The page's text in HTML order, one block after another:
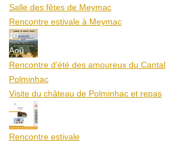
Salle des fêtes de Meymac
Rencontre estivale à Meymac
10
Aoû
Rencontre d'été des amoureux du Cantal
Polminhac
Visite du château de Polminhac et repas
12
Aoû
Rencontre estivale